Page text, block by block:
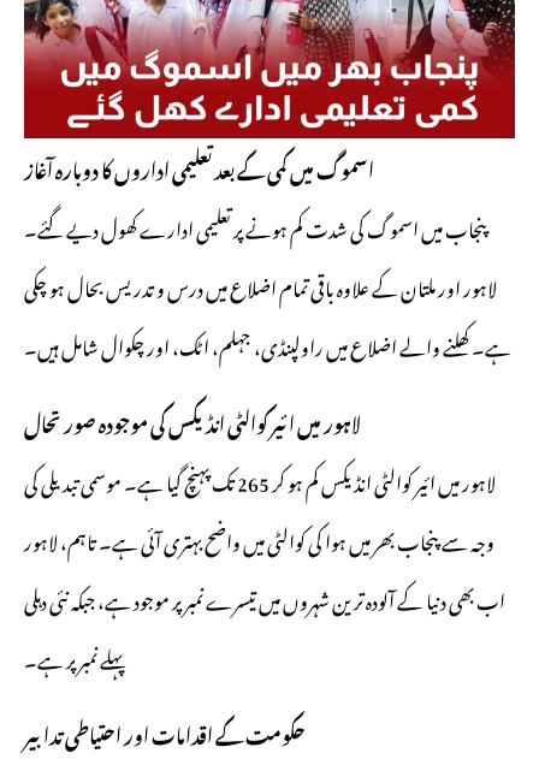
اسموگ میں کمی کے بعد تعلیمی اداروں کا دوبارہ آغاز
پنجاب میں اسموگ کی شدت کم ہونے پر تعلیمی ادارے کھول دیے گئے۔
لاہور اور ملتان کے علاوہ باقی تمام اضلاع میں درس و تدریس بحال ہو چکی
ہے۔ کھلنے والے اضلاع میں راولپنڈی، جہلم، اٹک، اور چکوال شامل ہیں۔
لاہور میں ائیر کوالٹی انڈیکس کی موجودہ صورتحال
لاہور میں ائیر کوالٹی انڈیکس کم ہو کر 265 تک پہنچ گیا ہے۔ موسمی تبدیلی کی
وجہ سے پنجاب بھر میں ہوا کی کوالٹی میں واضح بہتری آئی ہے۔ تاہم، لاہور
اب بھی دنیا کے آلودہ ترین شہروں میں تیسرے نمبر پر موجود ہے، جبکہ نئی دہلی
پہلے نمبر پر ہے۔
حکومت کے اقدامات اور احتیاطی تدابیر